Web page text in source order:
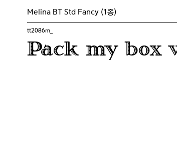
Melina BT Std Fancy (1종)
tt2086m_
Pack my box